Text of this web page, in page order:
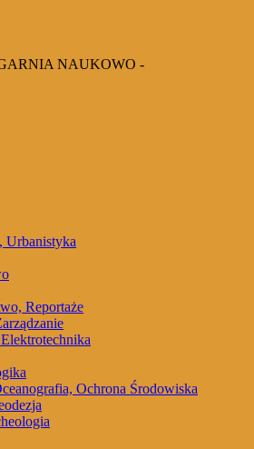
NAUKOWO -
Urbanistyka
Reportaże
Ochrona Środowiska